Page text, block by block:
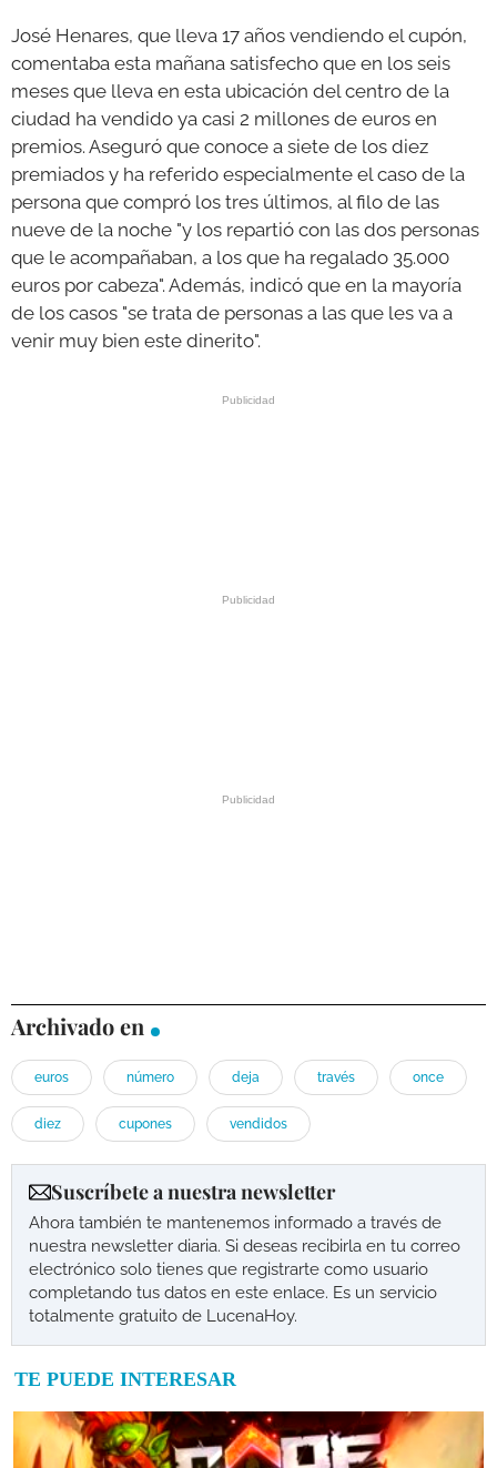
José Henares, que lleva 17 años vendiendo el cupón,
comentaba esta mañana satisfecho que en los seis
meses que lleva en esta ubicación del centro de la
ciudad ha vendido ya casi 2 millones de euros en
premios. Aseguró que conoce a siete de los diez
premiados y ha referido especialmente el caso de la
persona que compró los tres últimos, al filo de las
nueve de la noche "y los repartió con las dos personas
que le acompañaban, a los que ha regalado 35.000
euros por cabeza". Además, indicó que en la mayoría
de los casos "se trata de personas a las que les va a
venir muy bien este dinerito".
Archivado en
euros número deja través once
diez cupones vendidos
Suscríbete a nuestra newsletter
Ahora también te mantenemos informado a través de
nuestra newsletter diaria. Si deseas recibirla en tu correo
electrónico solo tienes que registrarte como usuario
completando tus datos en este enlace. Es un servicio
totalmente gratuito de LucenaHoy.
TE PUEDE INTERESAR